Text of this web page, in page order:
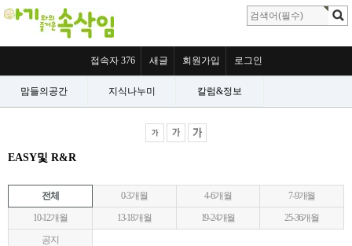
접속자 376 새글 회원가입 로그인
맘들의공간 지식나누미 칼럼&정보
EASY및 R&R
전체 0-3개월 4-6개월
7-9개월
10-12개월
13-18개월 19-24개월
25-36개월
공지